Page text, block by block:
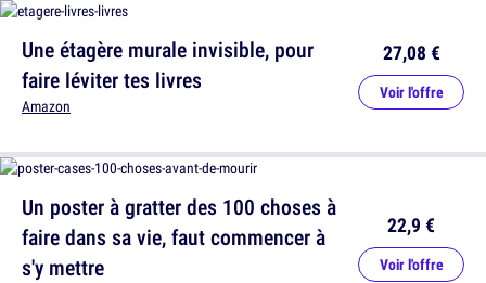
Un poster à gratter des 100 choses à
faire dans sa vie, faut commencer à
s'y mettre
22,9 €
Voir l'offre
Une étagère murale invisible, pour
faire léviter tes livres
Amazon
27,08 €
Voir l'offre